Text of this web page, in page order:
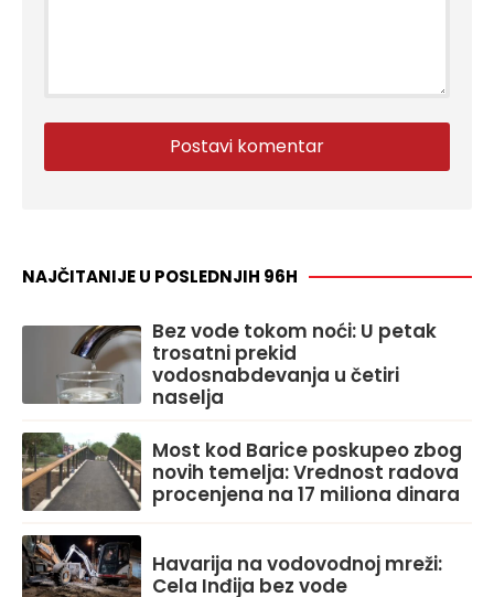
NAJČITANIJE U POSLEDNJIH 96H
Bez vode tokom noći: U petak
trosatni prekid
vodosnabdevanja u četiri
naselja
Most kod Barice poskupeo zbog
novih temelja: Vrednost radova
procenjena na 17 miliona dinara
Havarija na vodovodnoj mreži:
Cela Inđija bez vode